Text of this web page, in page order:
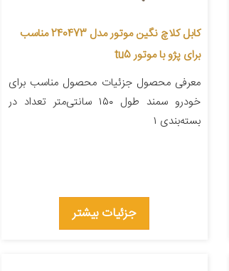
کابل کلاچ نگین موتور مدل 240473 مناسب
برای پژو با موتور tu5
معرفی محصول جزئیات محصول مناسب برای
خودرو سمند طول ۱۵۰ سانتی‌متر تعداد در
بسته‌بندی ۱
جزئیات بیشتر